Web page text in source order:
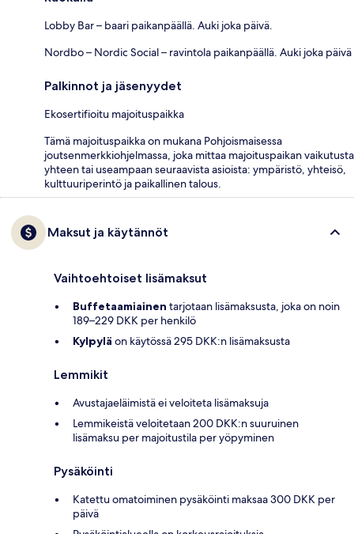
Lobby Bar – baari paikanpäällä. Auki joka päivä.
Nordbo – Nordic Social – ravintola paikanpäällä. Auki joka päivä
Palkinnot ja jäsenyydet
Ekosertifioitu majoituspaikka
Tämä majoituspaikka on mukana Pohjoismaisessa
joutsenmerkkiohjelmassa, joka mittaa majoituspaikan vaikutusta
yhteen tai useampaan seuraavista asioista: ympäristö, yhteisö,
kulttuuriperintö ja paikallinen talous.
Maksut ja käytännöt
Vaihtoehtoiset lisämaksut
Buffetaamiainen tarjotaan lisämaksusta, joka on noin
189–229 DKK per henkilö
Kylpylä on käytössä 295 DKK:n lisämaksusta
Lemmikit
Avustajaeläimistä ei veloiteta lisämaksuja
Lemmikeistä veloitetaan 200 DKK:n suuruinen
lisämaksu per majoitustila per yöpyminen
Pysäköinti
Katettu omatoiminen pysäköinti maksaa 300 DKK per
päivä